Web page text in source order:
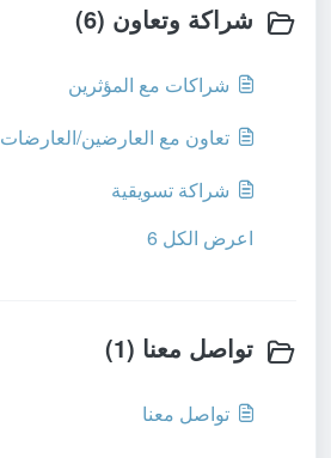
شراكة وتعاون (6)
شراكات مع المؤثرين
تعاون مع العارضين/العارضات
شراكة تسويقية
اعرض الكل 6
تواصل معنا (1)
تواصل معنا